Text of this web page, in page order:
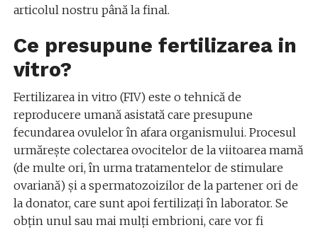
articolul nostru până la final.
Ce presupune fertilizarea in
vitro?
Fertilizarea in vitro (FIV) este o tehnică de
reproducere umană asistată care presupune
fecundarea ovulelor în afara organismului. Procesul
urmărește colectarea ovocitelor de la viitoarea mamă
(de multe ori, în urma tratamentelor de stimulare
ovariană) și a spermatozoizilor de la partener ori de
la donator, care sunt apoi fertilizați în laborator. Se
obțin unul sau mai mulți embrioni, care vor fi